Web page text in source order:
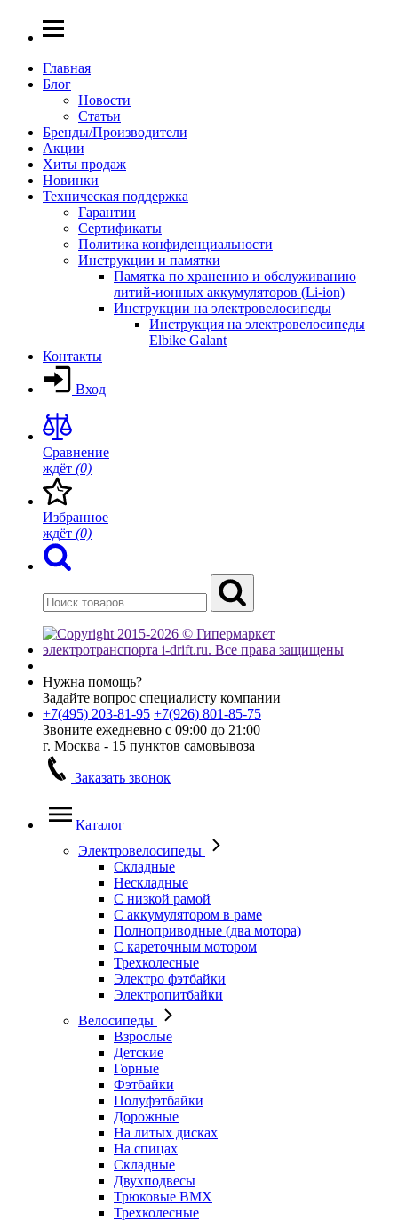
Главная
Блог
Новости
Статьи
Бренды/Производители
Акции
Хиты продаж
Новинки
Техническая поддержка
Гарантии
Сертификаты
Политика конфиденциальности
Инструкции и памятки
Памятка по хранению и обслуживанию
литий-ионных аккумуляторов (Li-ion)
Инструкции на электровелосипеды
Инструкция на электровелосипеды
Elbike Galant
Контакты
Вход
Сравнение
ждёт (0)
Избранное
ждёт (0)
Нужна помощь?
Задайте вопрос специалисту компании
+7(495) 203-81-95 +7(926) 801-85-75
Звоните ежедневно с 09:00 до 21:00
г. Москва - 15 пунктов самовывоза
Заказать звонок
Каталог
Электровелосипеды
Складные
Нескладные
С низкой рамой
С аккумулятором в раме
Полноприводные (два мотора)
С кареточным мотором
Трехколесные
Электро фэтбайки
Электропитбайки
Велосипеды
Взрослые
Детские
Горные
Фэтбайки
Полуфэтбайки
Дорожные
На литых дисках
На спицах
Складные
Двухподвесы
Трюковые BMX
Трехколесные